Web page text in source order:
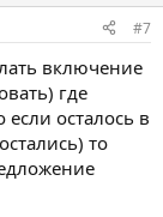
#7
включение
где
осталось в
то